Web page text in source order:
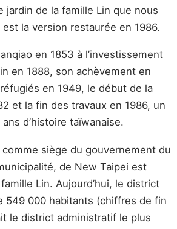
jardin de la famille Lin que nous
est la version restaurée en 1986.
en 1853 à l’investissement
en 1888, son achèvement en
en 1949, le début de la
et la fin des travaux en 1986, un
d’histoire taïwanaise.
comme siège du gouvernement du
de New Taipei est
Lin. Aujourd’hui, le district
549 000 habitants (chiffres de fin
le district administratif le plus